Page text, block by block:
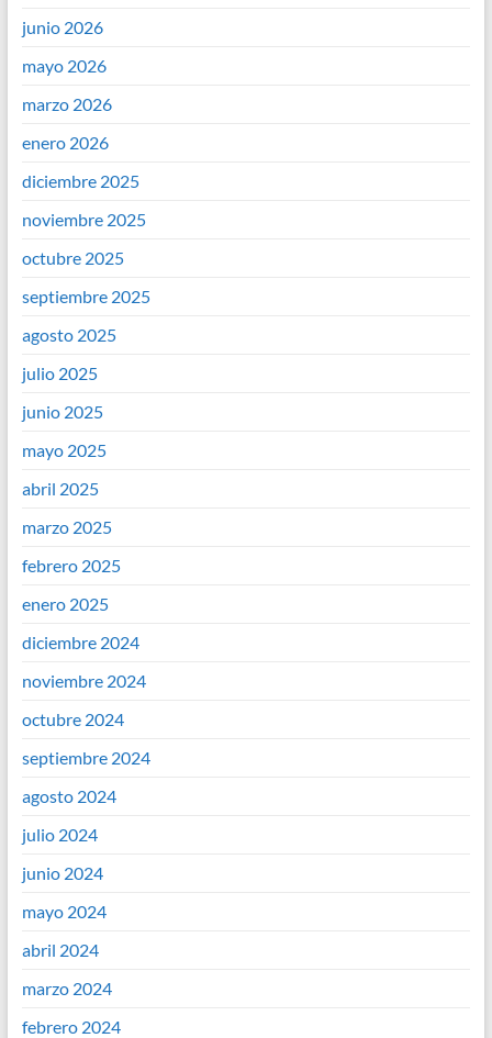
junio 2026
mayo 2026
marzo 2026
enero 2026
diciembre 2025
noviembre 2025
octubre 2025
septiembre 2025
agosto 2025
julio 2025
junio 2025
mayo 2025
abril 2025
marzo 2025
febrero 2025
enero 2025
diciembre 2024
noviembre 2024
octubre 2024
septiembre 2024
agosto 2024
julio 2024
junio 2024
mayo 2024
abril 2024
marzo 2024
febrero 2024